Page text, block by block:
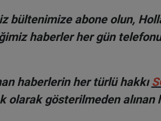
bültenimize abone olun,
haberler her gün
haberlerin her türlü hakkı
olarak gösterilmeden